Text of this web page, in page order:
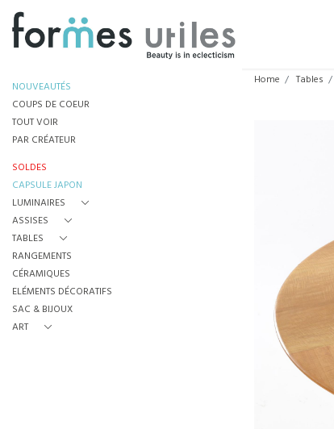
NOUVEAUTÉS
COUPS DE COEUR
TOUT VOIR
PAR CRÉATEUR
SOLDES
CAPSULE JAPON
LUMINAIRES
ASSISES
TABLES
RANGEMENTS
CÉRAMIQUES
ELÉMENTS DÉCORATIFS
SAC & BIJOUX
ART
Home Tables